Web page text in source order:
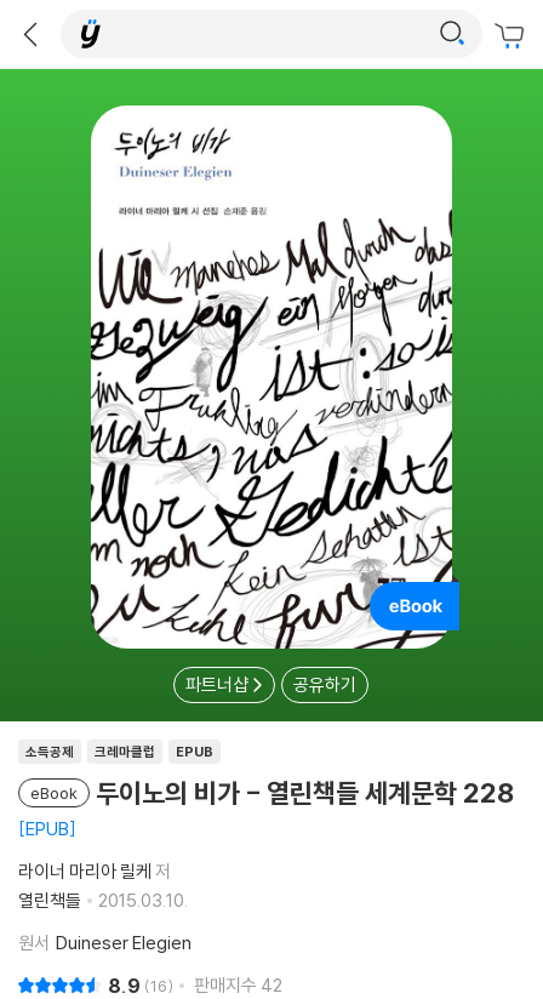
파트너샵 공유하기
소득공제 크레마클럽 EPUB
eBook 두이노의 비가 - 열린책들 세계문학 228
EPUB
라이너 마리아 릴케 저
열린책들
2015.03.10.
원서 Duineser Elegien
8.9 16 판매지수 42